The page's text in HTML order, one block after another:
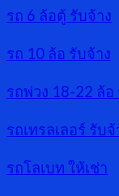
รถ 6 ล้อตู้ รับจ้าง
รถ 10 ล้อ รับจ้าง
รถพ่วง 18-22 ล้อ
รถเทรลเลอร์ รับจ้
รถโลเบท ให้เช่า